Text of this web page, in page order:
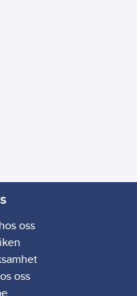
oss
oss